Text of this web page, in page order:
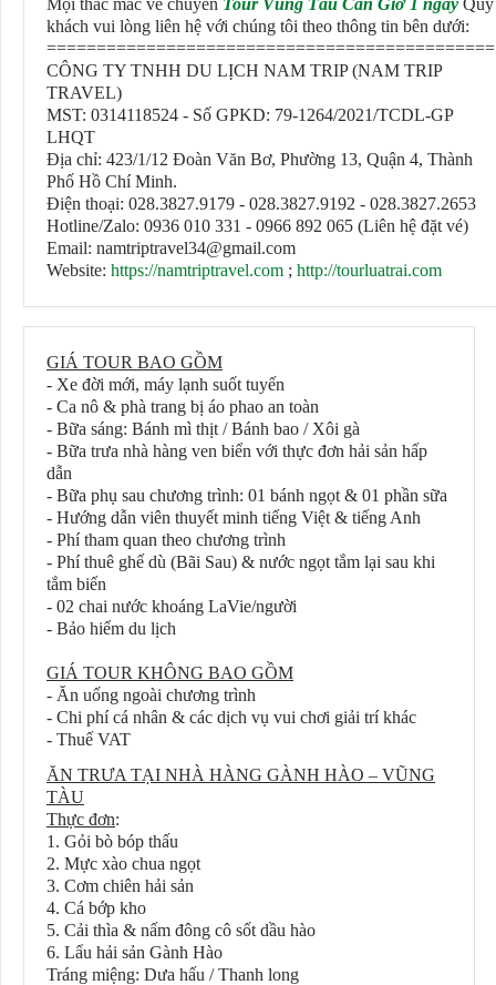
khách vui lòng liên hệ với chúng tôi theo thông tin bên dưới:
=============================================
CÔNG TY TNHH DU LỊCH NAM TRIP (NAM TRIP
TRAVEL)
MST: 0314118524 - Số GPKD: 79-1264/2021/TCDL-GP
LHQT
Địa chỉ: 423/1/12 Đoàn Văn Bơ, Phường 13, Quận 4, Thành
Phố Hồ Chí Minh.
Điện thoại: 028.3827.9179 - 028.3827.9192 - 028.3827.2653
Hotline/Zalo: 0936 010 331 - 0966 892 065 (Liên hệ đặt vé)
Email: namtriptravel34@gmail.com
Website: https://namtriptravel.com ; http://tourluatrai.com
GIÁ TOUR BAO GỒM
- Xe đời mới, máy lạnh suốt tuyến
- Ca nô & phà trang bị áo phao an toàn
- Bữa sáng: Bánh mì thịt / Bánh bao / Xôi gà
- Bữa trưa nhà hàng ven biển với thực đơn hải sản hấp
dẫn
- Bữa phụ sau chương trình: 01 bánh ngọt & 01 phần sữa
- Hướng dẫn viên thuyết minh tiếng Việt & tiếng Anh
- Phí tham quan theo chương trình
- Phí thuê ghế dù (Bãi Sau) & nước ngọt tắm lại sau khi
tắm biển
- 02 chai nước khoáng LaVie/người
- Bảo hiểm du lịch
GIÁ TOUR KHÔNG BAO GỒM
- Ăn uống ngoài chương trình
- Chi phí cá nhân & các dịch vụ vui chơi giải trí khác
- Thuế VAT
ĂN TRƯA TẠI NHÀ HÀNG GÀNH HÀO – VŨNG
TÀU
Thực đơn:
1. Gỏi bò bóp thấu
2. Mực xào chua ngọt
3. Cơm chiên hải sản
4. Cá bớp kho
5. Cải thìa & nấm đông cô sốt dầu hào
6. Lẩu hải sản Gành Hào
Tráng miệng: Dưa hấu / Thanh long